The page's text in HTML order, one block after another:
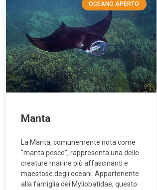
OCEANO APERTO
Manta
La Manta, comunemente nota come
“manta pesce”, rappresenta una delle
creature marine più affascinanti e
maestose degli oceani. Appartenente
alla famiglia dei Myliobatidae, questo